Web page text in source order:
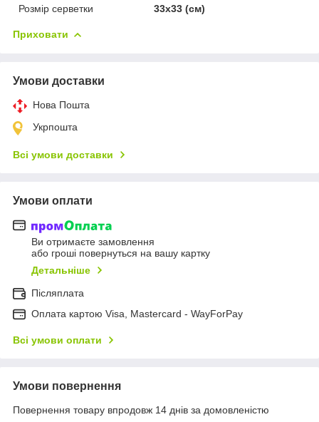
Розмір серветки
33х33 (см)
Приховати
Умови доставки
Нова Пошта
Укрпошта
Всі умови доставки
Умови оплати
Ви отримаєте замовлення
або гроші повернуться на вашу картку
Детальніше
Післяплата
Оплата картою Visa, Mastercard - WayForPay
Всі умови оплати
Умови повернення
Повернення товару впродовж 14 днів за домовленістю